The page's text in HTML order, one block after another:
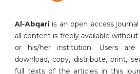
Al-Abqari is an open access
all content is freely available
or his/her institution. Users
download, copy, distribute, print,
full texts of the articles in this